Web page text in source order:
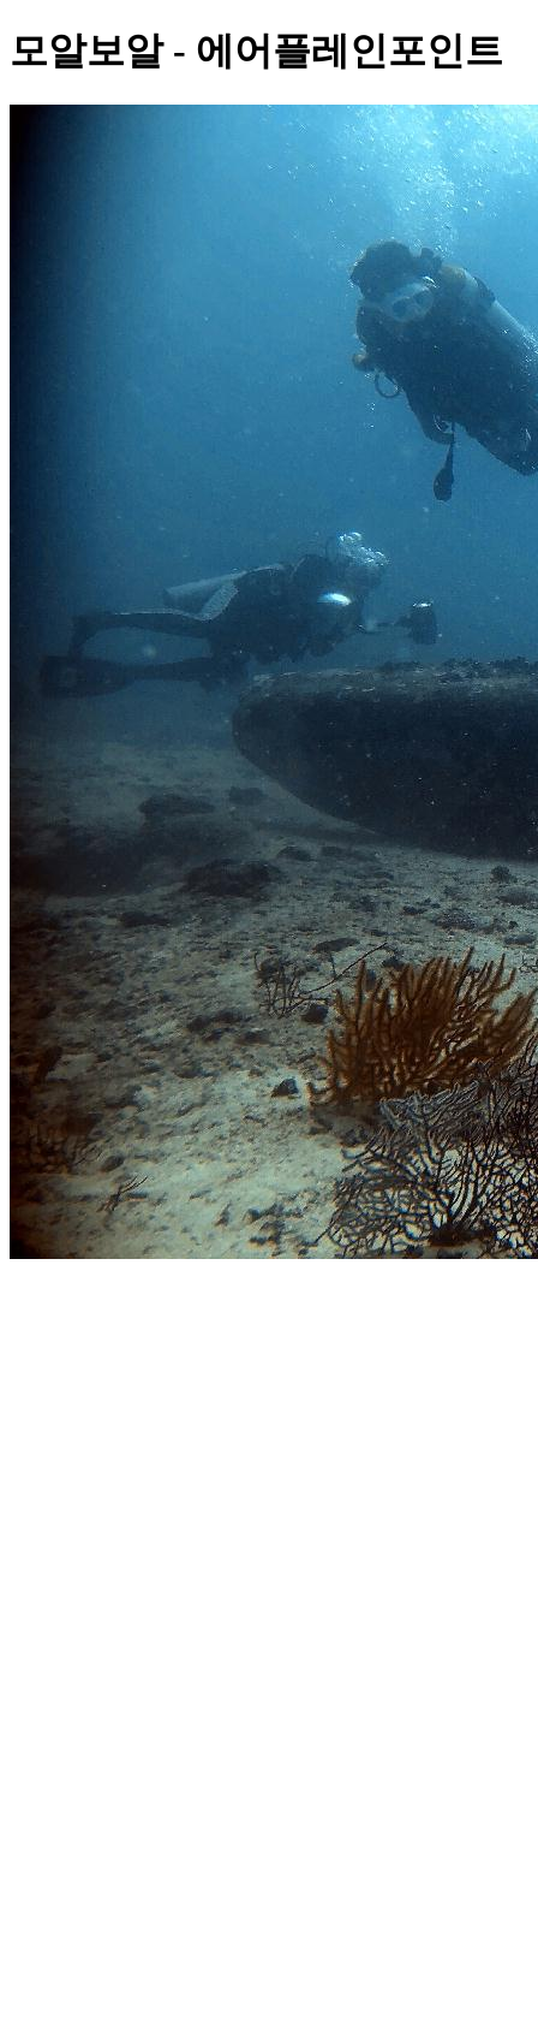
모알보알 - 에어플레인포인트